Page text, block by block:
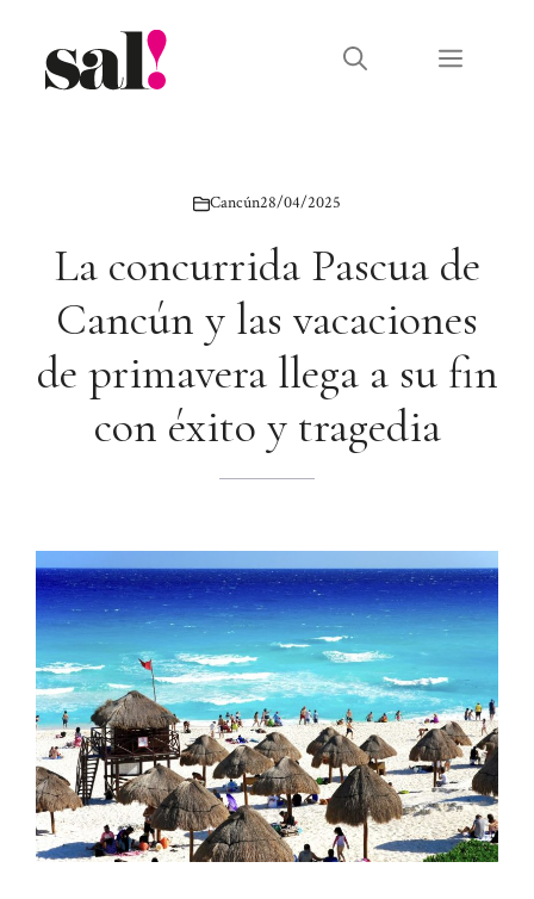
contenido
Menú
Cancún28/04/2025
La concurrida Pascua de
Cancún y las vacaciones
de primavera llega a su fin
con éxito y tragedia